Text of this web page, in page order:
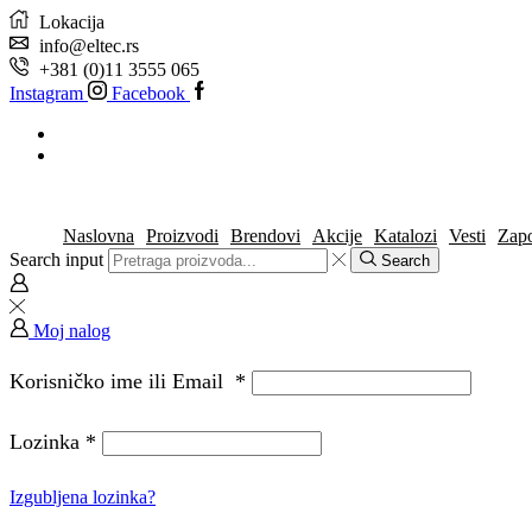
Lokacija
info@eltec.rs
+381 (0)11 3555 065
Instagram
Facebook
Naslovna Proizvodi Brendovi Akcije Katalozi Vesti
Search input
Search
Moj nalog
Korisničko ime ili Email *
Lozinka *
Izgubljena lozinka?